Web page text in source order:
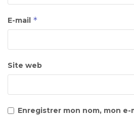
E-mail *
Site web
Enregistrer mon nom, mon